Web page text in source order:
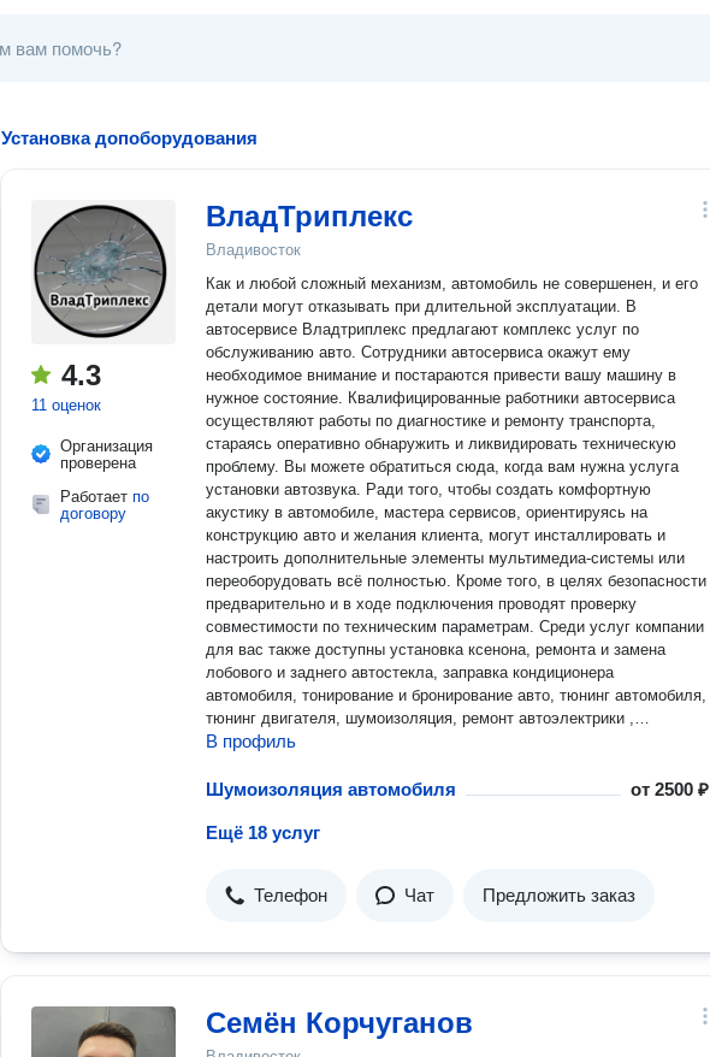
Установка допоборудования
4.3
11 оценок
Организация
проверена
Работает по
договору
ВладТриплекс
Владивосток
Как и любой сложный механизм, автомобиль не совершенен, и его
детали могут отказывать при длительной эксплуатации. В
автосервисе Владтриплекс предлагают комплекс услуг по
обслуживанию авто. Сотрудники автосервиса окажут ему
необходимое внимание и постараются привести вашу машину в
нужное состояние. Квалифицированные работники автосервиса
осуществляют работы по диагностике и ремонту транспорта,
стараясь оперативно обнаружить и ликвидировать техническую
проблему. Вы можете обратиться сюда, когда вам нужна услуга
установки автозвука. Ради того, чтобы создать комфортную
акустику в автомобиле, мастера сервисов, ориентируясь на
конструкцию авто и желания клиента, могут инсталлировать и
настроить дополнительные элементы мультимедиа-системы или
переоборудовать всё полностью. Кроме того, в целях безопасности
предварительно и в ходе подключения проводят проверку
совместимости по техническим параметрам. Среди услуг компании
для вас также доступны установка ксенона, ремонта и замена
лобового и заднего автостекла, заправка кондиционера
автомобиля, тонирование и бронирование авто, тюнинг автомобиля,
тюнинг двигателя, шумоизоляция, ремонт автоэлектрики ,
электрооборудования и установка автосигнализаций,
марки автотранспорта.
В профиль
Шумоизоляция автомобиля от2500 ₽
Ещё 18 услуг
Телефон Чат Предложить заказ
Семён Корчуганов